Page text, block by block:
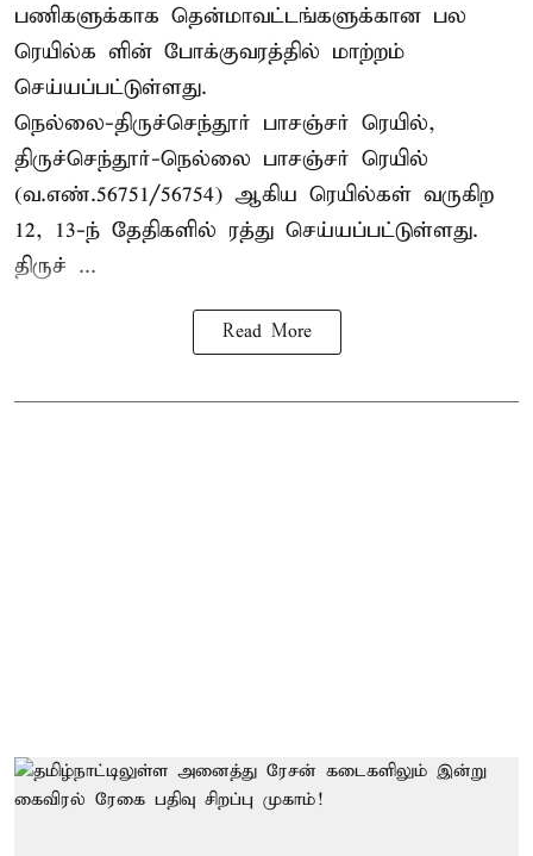
பணிகளுக்காக தென்மாவட்டங்களுக்கான பல
ரெயில்க ளின் போக்குவரத்தில் மாற்றம்
செய்யப்பட்டுள்ளது.
நெல்லை-திருச்செந்தூர் பாசஞ்சர் ரெயில்,
திருச்செந்தூர்-நெல்லை பாசஞ்சர் ரெயில்
(வ.எண்.56751/56754) ஆகிய ரெயில்கள் வருகிற
12, 13-ந் தேதிகளில் ரத்து செய்யப்பட்டுள்ளது.
திருச் ...
Read More